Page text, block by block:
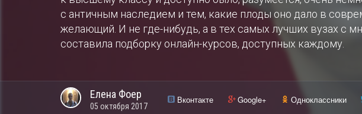
с античным наследием и тем, какие плоды оно дало в
желающий. И не где-нибудь, а в тех самых лучших вузах с
составила подборку онлайн-курсов, доступных каждому.
Елена Фоер
05 октября 2017
Вконтакте Google+ Одноклассники